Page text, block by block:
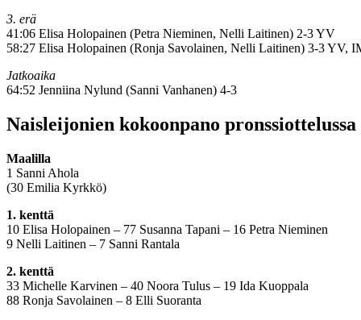
3. erä
41:06 Elisa Holopainen (Petra Nieminen, Nelli Laitinen) 2-3 YV
58:27 Elisa Holopainen (Ronja Savolainen, Nelli Laitinen) 3-3 YV,
Jatkoaika
64:52 Jenniina Nylund (Sanni Vanhanen) 4-3
Naisleijonien kokoonpano pronssiottelussa
Maalilla
1 Sanni Ahola
(30 Emilia Kyrkkö)
1. kenttä
10 Elisa Holopainen – 77 Susanna Tapani – 16 Petra Nieminen
9 Nelli Laitinen – 7 Sanni Rantala
2. kenttä
33 Michelle Karvinen – 40 Noora Tulus – 19 Ida Kuoppala
88 Ronja Savolainen – 8 Elli Suoranta